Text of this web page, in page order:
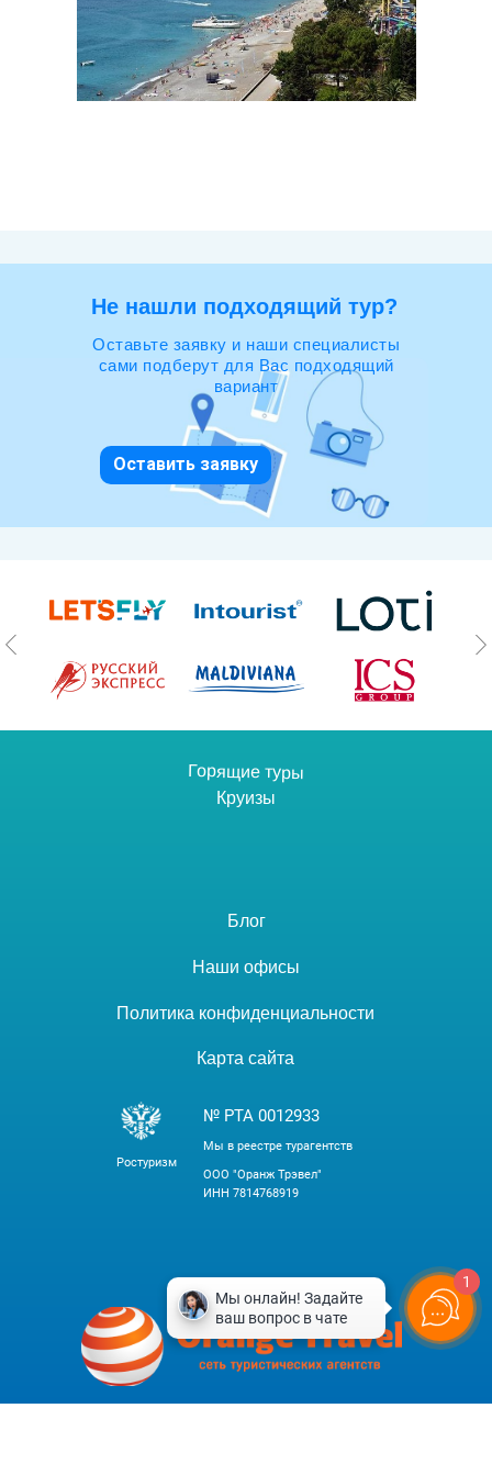
Оставьте заявку и наши специалисты
сами подберут для Вас подходящий
вариант
Не нашли подходящий тур?
Оставить заявку
Блог
Наши офисы
Политика конфиденциальности
Карта сайта
ООО "Оранж Трэвел"
ИНН 7814768919
Горящие туры
Круизы
Мы в реестре турагентств
Ростуризм
№ РТА 0012933
1